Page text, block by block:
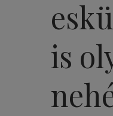
is